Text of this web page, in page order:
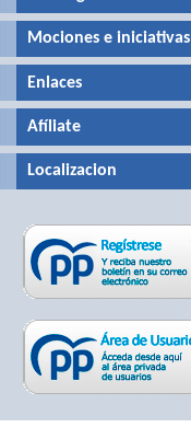
Mociones e iniciativas
Enlaces
Afíliate
Localizacion